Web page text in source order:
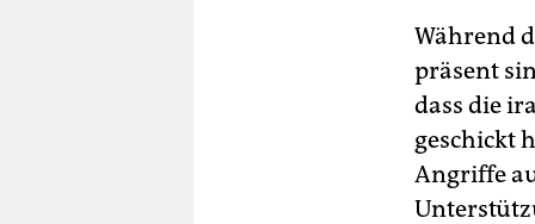
Während
präsent
dass die
geschickt
Angriffe